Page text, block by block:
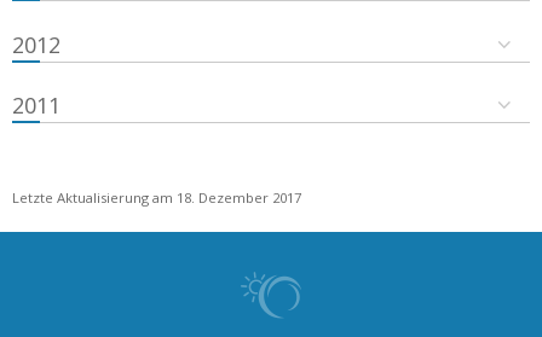
2012
2011
Letzte Aktualisierung am 18. Dezember 2017